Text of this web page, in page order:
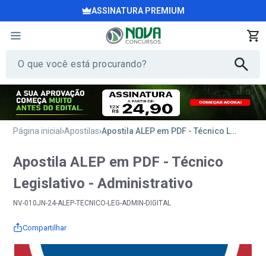
ASSINATURA PREMIUM
Página inicial Apostilas Apostila ALEP em PDF - Técnico Legislativo - Administrativo
Apostila ALEP em PDF - Técnico
Legislativo - Administrativo
NV-010JN-24-ALEP-TECNICO-LEG-ADMIN-DIGITAL
Compartilhar